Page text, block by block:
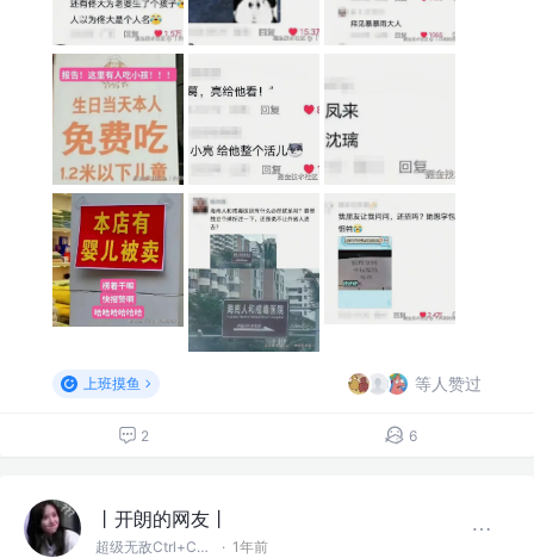
上班摸鱼 等人赞过
2 6
丨开朗的网友丨
超级无敌Ctrl+C~V~Z大王 · 1年前